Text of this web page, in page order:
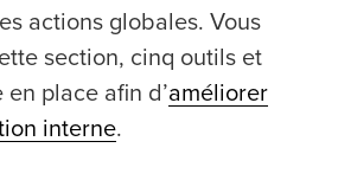
actions globales. Vous
section, cinq outils et
place afin d’améliorer
interne.